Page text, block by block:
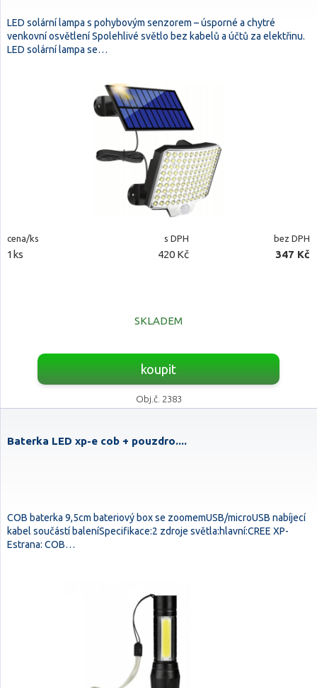
LED solární lampa s pohybovým senzorem – úsporné a chytré
venkovní osvětlení Spolehlivé světlo bez kabelů a účtů za elektřinu.
LED solární lampa se…
cena/ks s DPH bez DPH
1ks 420 Kč 347 Kč
SKLADEM
koupit
Obj.č. 2383
Baterka LED xp-e cob + pouzdro....
COB baterka 9,5cm bateriový box se zoomemUSB/microUSB nabíjecí
kabel součástí baleníSpecifikace:2 zdroje světla:hlavní:CREE XP-
Estrana: COB…